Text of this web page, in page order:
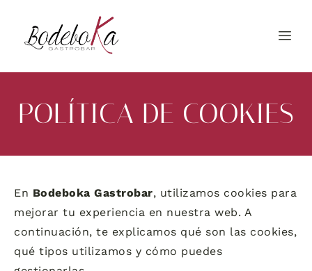
POLÍTICA DE COOKIES
En Bodeboka Gastrobar, utilizamos cookies para
mejorar tu experiencia en nuestra web. A
continuación, te explicamos qué son las cookies,
qué tipos utilizamos y cómo puedes